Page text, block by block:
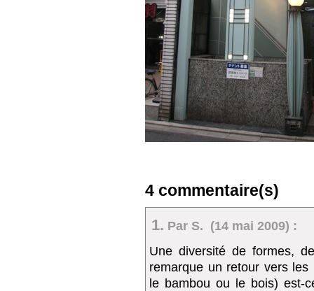
4 commentaire(s)
1. Par S. (14 mai 2009) :
Une diversité de formes,
remarque un retour vers
le bambou ou le bois) est-